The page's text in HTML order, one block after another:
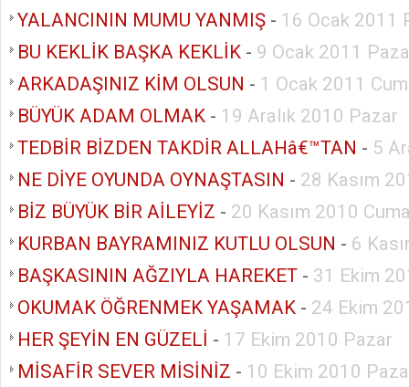
YALANCININ MUMU YANMIŞ - 16 Ocak 2011
BU KEKLİK BAŞKA KEKLİK - 9 Ocak 2011
ARKADAŞINIZ KİM OLSUN - 1 Ocak 2011
BÜYÜK ADAM OLMAK - 19 Aralık 2010 Pazar
TEDBİR BİZDEN TAKDİR ALLAHâ€™TAN - 5
NE DİYE OYUNDA OYNAŞTASIN - 28 Kasım
BİZ BÜYÜK BİR AİLEYİZ - 20 Kasım 2010
KURBAN BAYRAMINIZ KUTLU OLSUN - 6
BAŞKASININ AĞZIYLA HAREKET - 31 Ekim
OKUMAK ÖĞRENMEK YAŞAMAK - 24 Ekim
HER ŞEYİN EN GÜZELİ - 17 Ekim 2010 Pazar
MİSAFİR SEVER MİSİNİZ - 10 Ekim 2010